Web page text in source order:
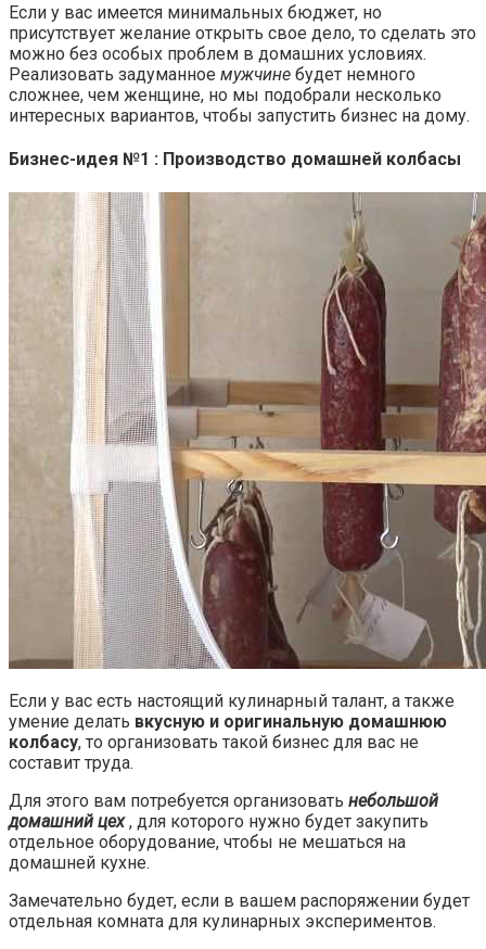
Если у вас имеется минимальных бюджет, но
присутствует желание открыть свое дело, то сделать это
можно без особых проблем в домашних условиях.
Реализовать задуманное мужчине будет немного
сложнее, чем женщине, но мы подобрали несколько
интересных вариантов, чтобы запустить бизнес на дому.
Бизнес-идея №1 : Производство домашней колбасы
Если у вас есть настоящий кулинарный талант, а также
умение делать вкусную и оригинальную домашнюю
колбасу, то организовать такой бизнес для вас не
составит труда.
Для этого вам потребуется организовать небольшой
домашний цех , для которого нужно будет закупить
отдельное оборудование, чтобы не мешаться на
домашней кухне.
Замечательно будет, если в вашем распоряжении будет
отдельная комната для кулинарных экспериментов.